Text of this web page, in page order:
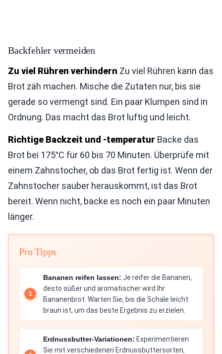
Backfehler vermeiden
Zu viel Rühren verhindern Zu viel Rühren kann das
Brot zäh machen. Mische die Zutaten nur, bis sie
gerade so vermengt sind. Ein paar Klumpen sind in
Ordnung. Das macht das Brot luftig und leicht.
Richtige Backzeit und -temperatur Backe das
Brot bei 175°C für 60 bis 70 Minuten. Überprüfe mit
einem Zahnstocher, ob das Brot fertig ist. Wenn der
Zahnstocher sauber herauskommt, ist das Brot
bereit. Wenn nicht, backe es noch ein paar Minuten
länger.
Pro Tipps
Bananen reifen lassen: Je reifer die Bananen,
desto süßer und aromatischer wird Ihr
Bananenbrot. Warten Sie, bis die Schale leicht
braun ist, um das beste Ergebnis zu erzielen.
Erdnussbutter-Variationen: Experimentieren
Sie mit verschiedenen Erdnussbuttersorten,